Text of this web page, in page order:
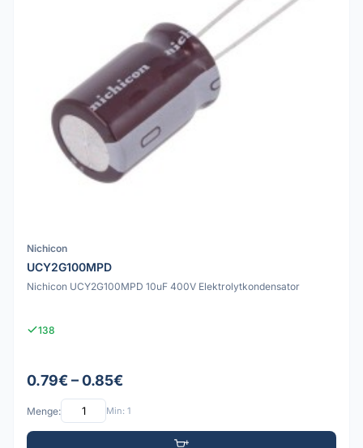
Nichicon
UCY2G100MPD
Nichicon UCY2G100MPD 10uF 400V Elektrolytkondensator
138
0.79€ – 0.85€
Menge: Min: 1